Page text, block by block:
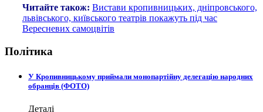
Читайте також: Вистави кропивницьких, дніпровського,
львівського, київського театрів покажуть під час
Вересневих самоцвітів
Політика
У Кропивницькому приймали монопартійну делегацію народних
обранців (ФОТО)
Деталі